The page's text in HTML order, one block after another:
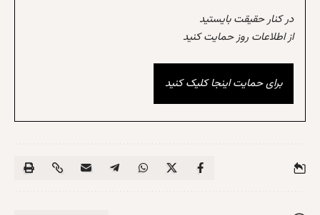
در کنار حقیقت بایستید
از اطلاعات روز حمایت کنید
برای حمایت اینجا کلیک کنید